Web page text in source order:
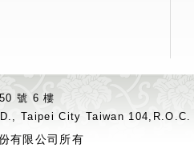
號 6 樓
Taipei City Taiwan 104,R.O.C.
有限公司所有